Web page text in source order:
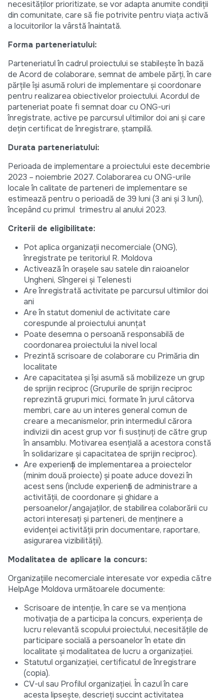
necesităților prioritizate, se vor adapta anumite condiții
din comunitate, care să fie potrivite pentru viața activă
a locuitorilor la vârstă înaintată.
Forma parteneriatului:
Parteneriatul în cadrul proiectului se stabilește în bază
de Acord de colaborare, semnat de ambele părți, în care
părțile își asumă roluri de implementare și coordonare
pentru realizarea obiectivelor proiectului. Acordul de
parteneriat poate fi semnat doar cu ONG-uri
înregistrate, active pe parcursul ultimilor doi ani și care
dețin certificat de înregistrare, ștampilă.
Durata parteneriatului:
Perioada de implementare a proiectului este decembrie
2023 – noiembrie 2027. Colaborarea cu ONG-urile
locale în calitate de parteneri de implementare se
estimează pentru o perioadă de 39 luni (3 ani și 3 luni),
începând cu primul trimestru al anului 2023.
Criterii de eligibilitate:
Pot aplica organizații necomerciale (ONG),
înregistrate pe teritoriul R. Moldova
Activează în orașele sau satele din raioanelor
Ungheni, Sîngerei și Telenesti
Are înregistrată activitate pe parcursul ultimilor doi
ani
Are în statut domeniul de activitate care
corespunde al proiectului anunțat
Poate desemna o persoană responsabilă de
coordonarea proiectului la nivel local
Prezintă scrisoare de colaborare cu Primăria din
localitate
Are capacitatea și își asumă să mobilizeze un grup
de sprijin reciproc (Grupurile de sprijin reciproc
reprezintă grupuri mici, formate în jurul câtorva
membri, care au un interes general comun de
creare a mecanismelor, prin intermediul cărora
indivizii din acest grup vor fi susținuți de către grup
în ansamblu. Motivarea esențială a acestora constă
în solidarizare și capacitatea de sprijin reciproc).
Are experiență de implementarea a proiectelor
(minim două proiecte) și poate aduce dovezi în
acest sens (include experiență de administrare a
activității, de coordonare și ghidare a
persoanelor/angajaților, de stabilirea colaborării cu
actori interesați și parteneri, de menținere a
evidenței activității prin documentare, raportare,
asigurarea vizibilității).
Modalitatea de aplicare la concurs:
Organizațiile necomerciale interesate vor expedia către
HelpAge Moldova următoarele documente:
Scrisoare de intenție, în care se va menționa
motivația de a participa la concurs, experiența de
lucru relevantă scopului proiectului, necesitățile de
participare socială a persoanelor în etate din
localitate și modalitatea de lucru a organizației.
Statutul organizației, certificatul de înregistrare
(copia).
CV-ul sau Profilul organizației. În cazul în care
acesta lipsește, descrieți succint activitatea